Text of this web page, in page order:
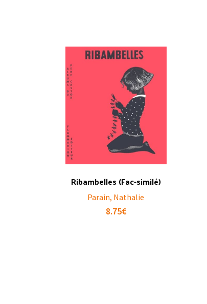
Ribambelles (Fac-similé)
Parain, Nathalie
8.75€